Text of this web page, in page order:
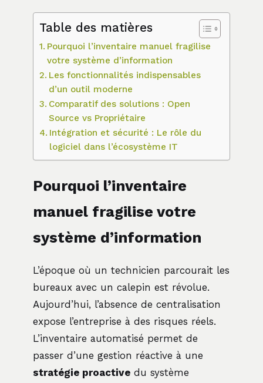
Table des matières
Pourquoi l’inventaire manuel fragilise
votre système d’information
Les fonctionnalités indispensables
d’un outil moderne
Comparatif des solutions : Open
Source vs Propriétaire
Intégration et sécurité : Le rôle du
logiciel dans l’écosystème IT
Pourquoi l’inventaire
manuel fragilise votre
système d’information
L’époque où un technicien parcourait les
bureaux avec un calepin est révolue.
Aujourd’hui, l’absence de centralisation
expose l’entreprise à des risques réels.
L’inventaire automatisé permet de
passer d’une gestion réactive à une
stratégie proactive du système